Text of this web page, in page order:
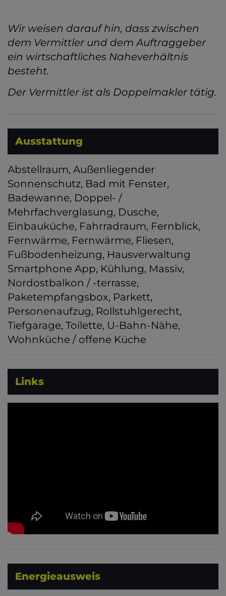
Wir weisen darauf hin, dass zwischen
dem Vermittler und dem Auftraggeber
ein wirtschaftliches Naheverhältnis
besteht.
Der Vermittler ist als Doppelmakler tätig.
Ausstattung
Abstellraum Außenliegender
Sonnenschutz Bad mit Fenster
Badewanne Doppel- /
Mehrfachverglasung Dusche
Einbauküche Fahrradraum Fernblick
Fernwärme Fernwärme Fliesen
Fußbodenheizung Hausverwaltung
Smartphone App Kühlung Massiv
Nordostbalkon / -terrasse
Paketempfangsbox Parkett
Personenaufzug Rollstuhlgerecht
Tiefgarage Toilette U-Bahn-Nähe
Wohnküche / offene Küche
Links
Energieausweis